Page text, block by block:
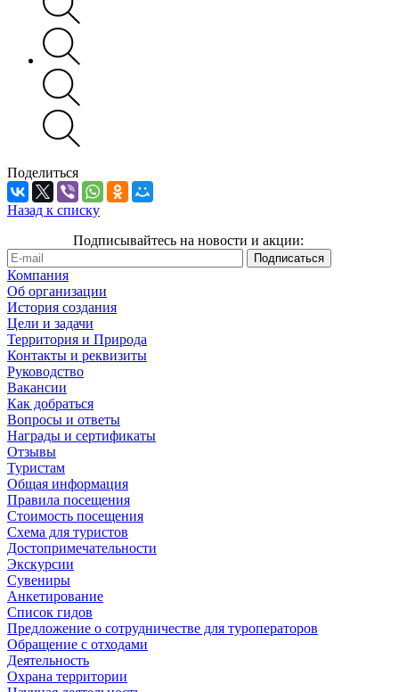
Поделиться
Назад к списку
Подписывайтесь на новости и акции:
Компания
Об организации
История создания
Цели и задачи
Территория и Природа
Контакты и реквизиты
Руководство
Вакансии
Как добраться
Вопросы и ответы
Награды и сертификаты
Отзывы
Туристам
Общая информация
Правила посещения
Стоимость посещения
Схема для туристов
Достопримечательности
Экскурсии
Сувениры
Анкетирование
Список гидов
Предложение о сотрудничестве для туроператоров
Обращение с отходами
Деятельность
Охрана территории